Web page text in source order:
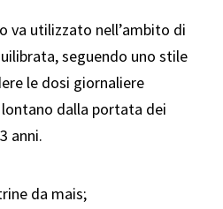
va utilizzato nell’ambito di
seguendo uno stile
le dosi giornaliere
dalla portata dei
anni.
da mais;